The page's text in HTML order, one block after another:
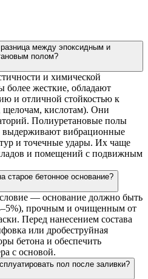
между эпоксидным и
полом?
и химической
более жесткие, обладают
и отличной стойкостью к
щелочам, кислотам). Они
Полиуретановые полы
выдерживают вибрационные
и точечные удары. Их чаще
и помещений с подвижным
старое бетонное основание?
— основание должно быть
прочным и очищенным от
Перед нанесением состава
или дробеструйная
бетона и обеспечить
с основой.
пол после заливки?